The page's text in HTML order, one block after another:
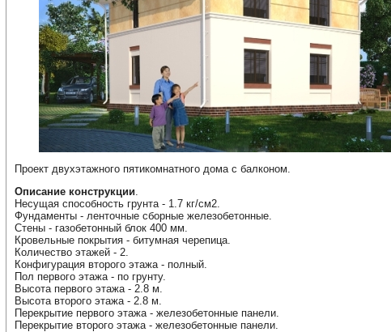
Проект двухэтажного пятикомнатного дома с балконом.
Описание конструкции.
Несущая способность грунта - 1.7 кг/см2.
Фундаменты - ленточные сборные железобетонные.
Стены - газобетонный блок 400 мм.
Кровельные покрытия - битумная черепица.
Количество этажей - 2.
Конфигурация второго этажа - полный.
Пол первого этажа - по грунту.
Высота первого этажа - 2.8 м.
Высота второго этажа - 2.8 м.
Перекрытие первого этажа - железобетонные панели.
Перекрытие второго этажа - железобетонные панели.